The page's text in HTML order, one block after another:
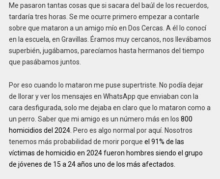
Me pasaron tantas cosas que si sacara del baúl de los recuerdos,
tardaría tres horas. Se me ocurre primero empezar a contarle
sobre que mataron a un amigo mío en Dos Cercas. A él lo conocí
en la escuela, en Gravillas. Éramos muy cercanos, nos llevábamos
superbién, jugábamos, parecíamos hasta hermanos del tiempo
que pasábamos juntos.
Por eso cuando lo mataron me puse supertriste. No podía dejar
de llorar y ver los mensajes en WhatsApp que enviaban con la
cara desfigurada, solo me dejaba en claro que lo mataron como a
un perro. Saber que mi amigo es un número más en los 800
homicidios del 2024. Pero es algo normal por aquí. Nosotros
tenemos más probabilidad de morir porque el 91% de las
víctimas de homicidio en 2024 fueron hombres siendo el grupo
de jóvenes de 15 a 24 años uno de los más afectados.